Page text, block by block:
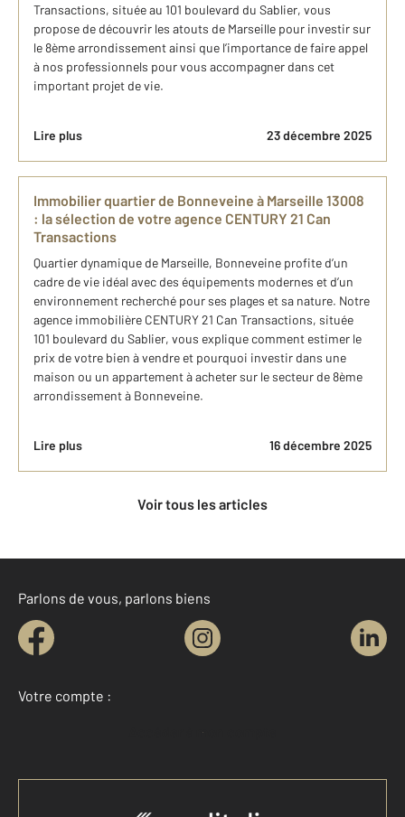
Transactions, située au 101 boulevard du Sablier, vous
propose de découvrir les atouts de Marseille​ pour investir sur
le 8ème arrondissement ainsi que l’importance de faire appel
à nos professionnels pour vous accompagner dans cet
important projet de vie.
Lire plus 23 décembre 2025
Immobilier quartier de Bonneveine à Marseille 13008 ​
: ​l​a sélection de votre agence CENTURY 21 Can
Transactions
Quartier dynamique de Marseille, Bonneveine profite d’un
cadre de vie idéal avec des équipements modernes et d’un
environnement recherché pour ses plages et sa nature. Notre
agence immobilière CENTURY 21 Can Transactions, située
101 boulevard du Sablier, vous explique comment estimer le
prix de votre bien à vendre et pourquoi investir dans une
maison ou un appartement à acheter sur le secteur de 8ème
arrondissement à Bonneveine.
Lire plus 16 décembre 2025
Voir tous les articles
Parlons de vous, parlons biens
Votre compte :
Accéder à mon compte